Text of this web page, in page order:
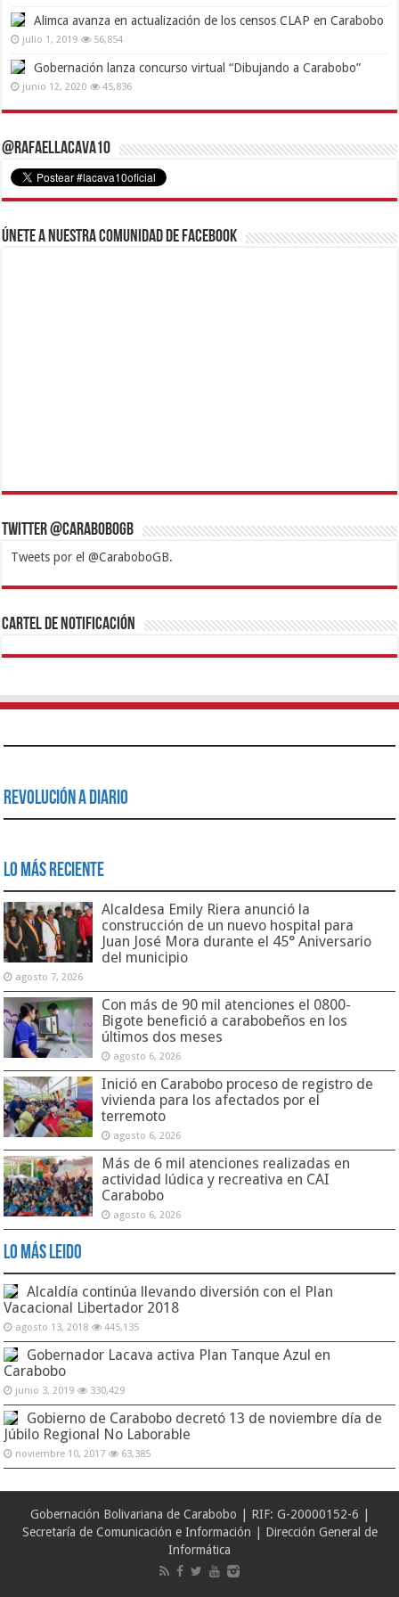
Alimca avanza en actualización de los censos CLAP en Carabobo
julio 1, 2019 56,854
Gobernación lanza concurso virtual “Dibujando a Carabobo”
junio 12, 2020 45,836
@RafaelLacava10
Únete a nuestra comunidad de Facebook
Twitter @CaraboboGB
Tweets por el @CaraboboGB.
1xbetBetturkeyBetistKralbetSupertotobetTipobetMatadorbetMariobet
https://mvbcasino.com/
Cartel de Notificación
Revolución a Diario
Lo Más Reciente
Alcaldesa Emily Riera anunció la
construcción de un nuevo hospital para
Juan José Mora durante el 45° Aniversario
del municipio
agosto 7, 2026
Con más de 90 mil atenciones el 0800-
Bigote benefició a carabobeños en los
últimos dos meses
agosto 6, 2026
Inició en Carabobo proceso de registro de
vivienda para los afectados por el
terremoto
agosto 6, 2026
Más de 6 mil atenciones realizadas en
actividad lúdica y recreativa en CAI
Carabobo
agosto 6, 2026
Lo Más Leido
Alcaldía continúa llevando diversión con el Plan
Vacacional Libertador 2018
agosto 13, 2018 445,135
Gobernador Lacava activa Plan Tanque Azul en
Carabobo
junio 3, 2019 330,429
Gobierno de Carabobo decretó 13 de noviembre día de
Júbilo Regional No Laborable
noviembre 10, 2017 63,385
Gobernación Bolivariana de Carabobo | RIF: G-20000152-6 |
Secretaría de Comunicación e Información | Dirección General de
Informática